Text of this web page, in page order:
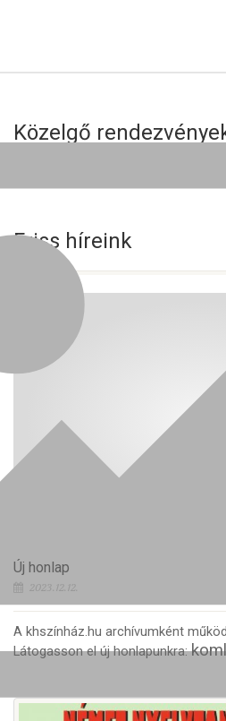
Közelgő
Friss híreink
Új honlap
2023.12.12.
A khszínház.hu archívumként
Látogasson el új honlapunkra: